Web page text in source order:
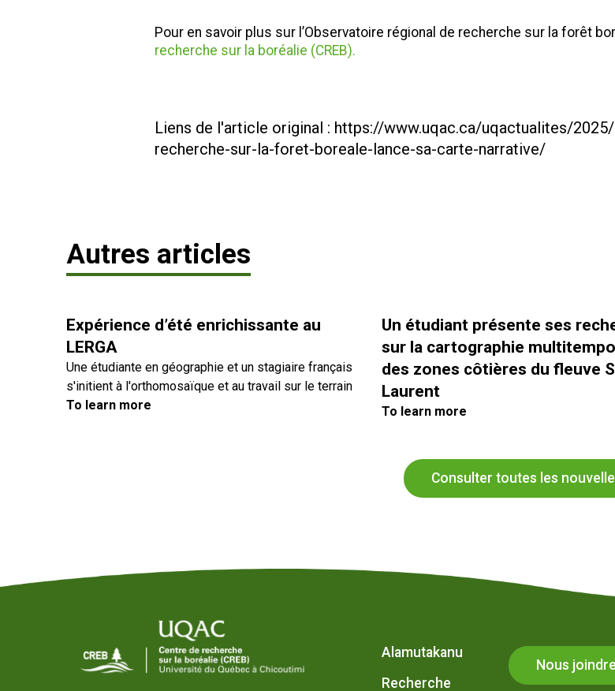
Pour en savoir plus sur l’Observatoire régional de recherche sur la forêt
recherche sur la boréalie (CREB).
Liens de l'article original : https://www.uqac.ca/uqactualites/
recherche-sur-la-foret-boreale-lance-sa-carte-narrative/
Autres articles
Expérience d’été enrichissante au
LERGA
Une étudiante en géographie et un stagiaire français
s'initient à l'orthomosaïque et au travail sur le terrain
To learn more
Un étudiant présente ses
sur la cartographie
des zones côtières du fleuve
Laurent
To learn more
Consulter toutes les
Alamutakanu
Recherche
Nous joindre